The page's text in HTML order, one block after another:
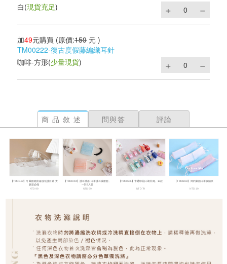
白(現貨充足)
加49元購買 (原價:159 元 )
TM00222-復古度假藤編織耳針
咖啡-方形(少量現貨)
商品敘述 問與答 評論